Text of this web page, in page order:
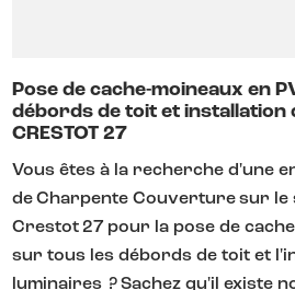
Pose de cache-moineaux en
débords de toit et installation
CRESTOT 27
Vous êtes à la recherche d'une
de Charpente Couverture sur le
Crestot 27 pour la pose de cache
sur tous les débords de toit et
luminaires ? Sachez qu'il existe